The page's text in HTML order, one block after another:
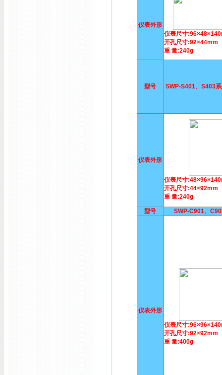
仪表外形
仪表尺寸
开孔尺寸:92×44mm
重 量:240g
型号 SWP-S401、S403
仪表外形
仪表尺寸
开孔尺寸:44×92mm
重 量:240g
型号 SWP-C901、
仪表外形
仪表尺寸
开孔尺寸:92×92mm
重 量:400g